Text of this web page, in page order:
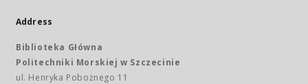
Address
Biblioteka Główna
Politechniki Morskiej w Szczecinie
ul. Henryka Pobożnego 11